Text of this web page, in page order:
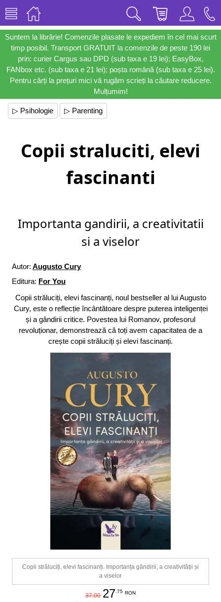
Suntem la librărie! Comenzile plasate le expediem în cel mai scurt
timp posibil. Transport GRATUIT la comenzile de peste 190 lei
prin: curier Cargus sau DPD (sub taxa e 19 lei); EasyBox,
FANbox etc. (sub taxa e 21 lei); poșta română (sub taxa e 25 lei).
Pentru cărți la prețuri mici vă rugăm scrieți la căutare reducere.
Mulțumim!
▷ Psihologie ▷ Parenting
Copii straluciti, elevi
fascinanti
Importanta gandirii, a creativitatii
si a viselor
Autor: Augusto Cury
Editura: For You
Copii străluciți, elevi fascinanți, noul bestseller al lui Augusto
Cury, este o reflecție încântătoare despre puterea inteligenței
și a gândirii critice. Povestea lui Romanov, profesorul
revoluționar, demonstrează că toți avem capacitatea de a
crește copii străluciți și elevi fascinanți.
Copii străluciți, elevi fascinanți. Importanța gândirii, a creativității și
a viselor
37.00 27.75 RON